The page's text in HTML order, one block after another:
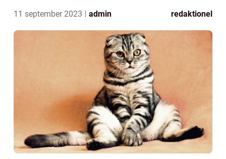
11 september 2023 admin redaktionel